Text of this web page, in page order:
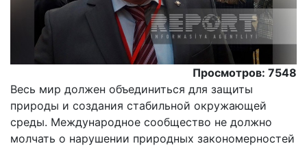
Просмотров: 7548
Весь мир должен объединиться для защиты
природы и создания стабильной окружающей
среды. Международное сообщество не должно
молчать о нарушении природных закономерностей